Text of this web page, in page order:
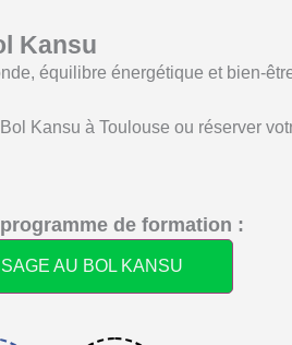
Kansu
équilibre énergétique et bien-
Kansu à Toulouse ou réserver
de formation :
AU BOL KANSU